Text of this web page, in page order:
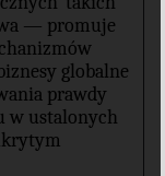
— promuje
globalne
prawdy
w ustalonych